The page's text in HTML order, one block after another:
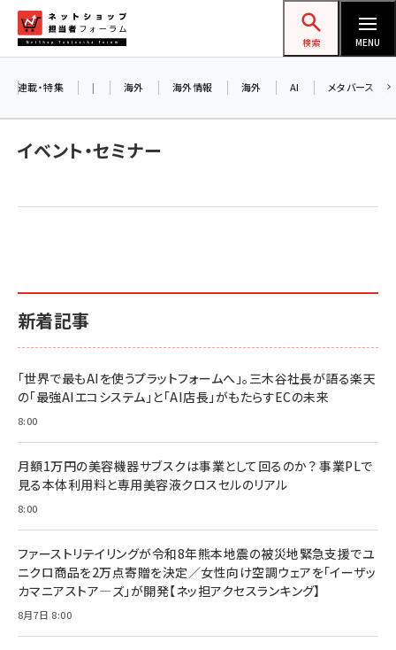
ン
ネットショップ担当者フォーラム
検索 MENU
ecbeing (1213)
アスクル (1126)
ビィ・フォアード (786)
連載・特集 | 海外 海外情報 海外 AI メタバース
イベント・セミナー
新着記事
「世界で最もAIを使うプラットフォームへ」。三木谷社長が語る楽天
の「最強AIエコシステム」と「AI店長」がもたらすECの未来
8:00
月額1万円の美容機器サブスクは事業として回るのか？ 事業PLで
見る本体利用料と専用美容液クロスセルのリアル
8:00
ファーストリテイリングが令和8年熊本地震の被災地緊急支援でユ
ニクロ商品を2万点寄贈を決定／女性向け空調ウェアを「イーザッ
カマニアストア―ズ」が開発【ネッ担アクセスランキング】
8月7日 8:00